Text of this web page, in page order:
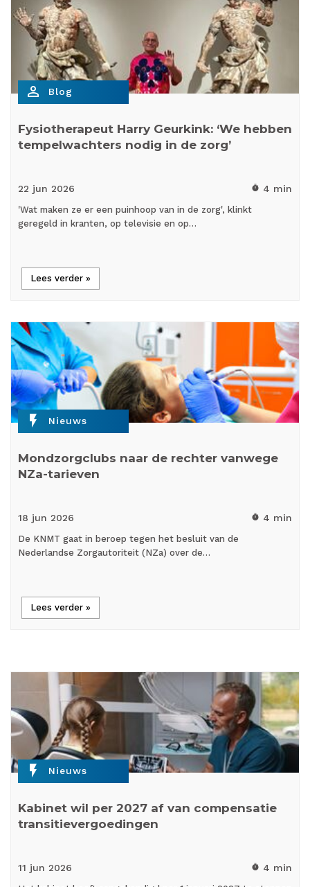
person_outline Blog
Fysiotherapeut Harry Geurkink: ‘We hebben
tempelwachters nodig in de zorg’
22 jun 2026 timer 4 min
'Wat maken ze er een puinhoop van in de zorg', klinkt
geregeld in kranten, op televisie en op…
Lees verder »
flash_on Nieuws
Mondzorgclubs naar de rechter vanwege
NZa-tarieven
18 jun 2026 timer 4 min
De KNMT gaat in beroep tegen het besluit van de
Nederlandse Zorgautoriteit (NZa) over de…
Lees verder »
flash_on Nieuws
Kabinet wil per 2027 af van compensatie
transitievergoedingen
11 jun 2026 timer 4 min